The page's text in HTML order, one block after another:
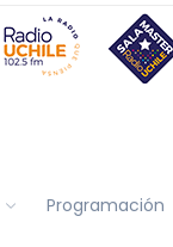
Programación